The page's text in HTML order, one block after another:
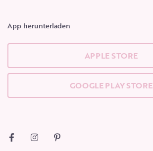
App herunterladen
APPLE STORE
GOOGLE PLAY STORE